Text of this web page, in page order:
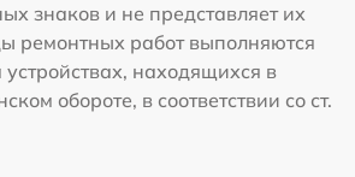
знаков и не представляет их
ремонтных работ выполняются
находящихся в
обороте, в соответствии со ст.